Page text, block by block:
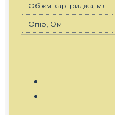
Об'єм картриджа, мл
Опір, Ом